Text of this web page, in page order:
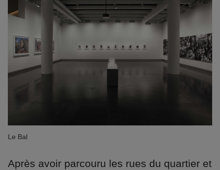
Le Bal
Après avoir parcouru les rues du quartier et